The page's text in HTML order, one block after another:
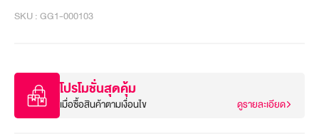
SKU : GG1-000103
โปรโมชั่นสุดคุ้ม
เมื่อซื้อสินค้าตามเงื่อนไข ดูรายละเอียด